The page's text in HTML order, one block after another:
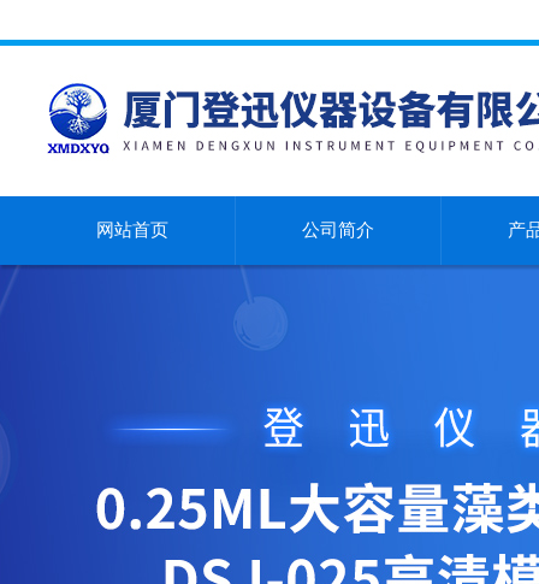
网站首页 公司简介 产